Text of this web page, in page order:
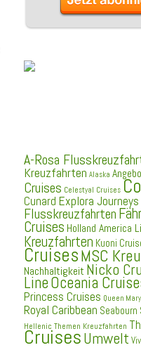
A-Rosa
Kreuzfahrten Alaska
Cruises Celestyal Cruises
Cunard Explora Journeys
Flusskreuzfahrten
Cruises Holland America
Kreuzfahrten Kuoni
CruisesMSC
Nachhaltigkeit Nicko
LineOceania
Princess Cruises Queen
Royal Caribbean Seabourn
Hellenic Themen Kreuzfahrten
CruisesUmwelt